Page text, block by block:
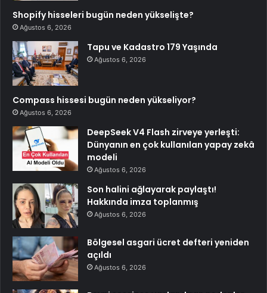
Shopify hisseleri bugün neden yükselişte?
Ağustos 6, 2026
Tapu ve Kadastro 179 Yaşında
Ağustos 6, 2026
Compass hissesi bugün neden yükseliyor?
Ağustos 6, 2026
DeepSeek V4 Flash zirveye yerleşti:
Dünyanın en çok kullanılan yapay zekâ
modeli
Ağustos 6, 2026
Son halini ağlayarak paylaştı!
Hakkında imza toplanmış
Ağustos 6, 2026
Bölgesel asgari ücret defteri yeniden
açıldı
Ağustos 6, 2026